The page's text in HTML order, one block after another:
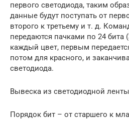
первого светодиода, таким
данные будут поступать от
второго к третьему и т. д.
передаются пачками по 24 бита
каждый цвет, первым
потом для красного, и
светодиода.
Вывеска из светодиодной
Порядок бит – от старшего к